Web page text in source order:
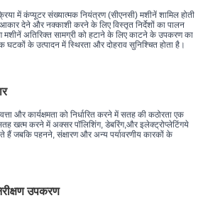
में कंप्यूटर संख्यात्मक नियंत्रण (सीएनसी) मशीनें शामिल होती
देने और नक्काशी करने के लिए विस्तृत निर्देशों का पालन
मशीनें अतिरिक्त सामग्री को हटाने के लिए काटने के उपकरण का
के उत्पादन में स्थिरता और दोहराव सुनिश्चित होता है।
और कार्यक्षमता को निर्धारित करने में सतह की कठोरता एक
सतह खत्म करने में अक्सर पॉलिशिंग, डेबरिंग,और इलेक्ट्रोप्लेटिंगये
हैं जबकि पहनने, संक्षारण और अन्य पर्यावरणीय कारकों के
उपकरण